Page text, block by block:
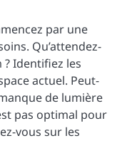
par une
Qu’attendez-
Identifiez les
actuel. Peut-
de lumière
pas optimal pour
vous sur les